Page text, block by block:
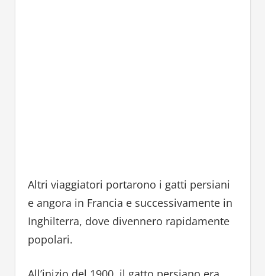
Altri viaggiatori portarono i gatti persiani
e angora in Francia e successivamente in
Inghilterra, dove divennero rapidamente
popolari.